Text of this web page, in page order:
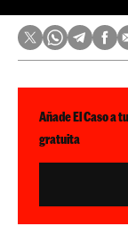
Añade El Caso a
gratuita